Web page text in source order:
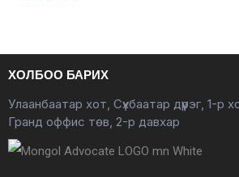
ХОЛБОО БАРИХ
Улаанбаатар хот, Сүхбаатар дүүрэг, 1-р
Гранд оффис төв, 2-р давхар